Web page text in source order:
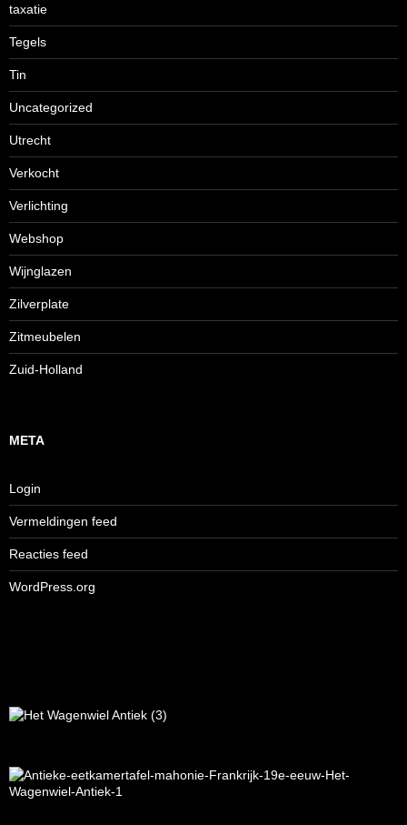
taxatie
Tegels
Tin
Uncategorized
Utrecht
Verkocht
Verlichting
Webshop
Wijnglazen
Zilverplate
Zitmeubelen
Zuid-Holland
META
Login
Vermeldingen feed
Reacties feed
WordPress.org